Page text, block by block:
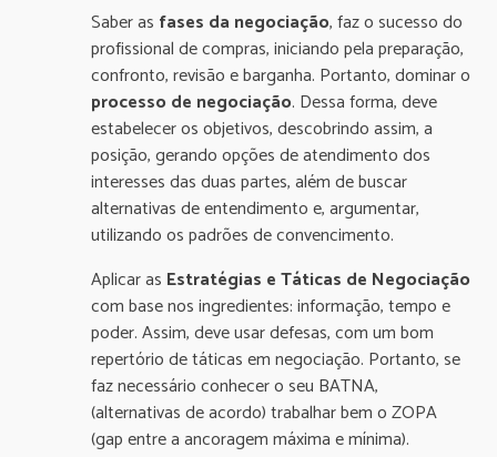
Saber as fases da negociação, faz o sucesso do
profissional de compras, iniciando pela preparação,
confronto, revisão e barganha. Portanto, dominar o
processo de negociação. Dessa forma, deve
estabelecer os objetivos, descobrindo assim, a
posição, gerando opções de atendimento dos
interesses das duas partes, além de buscar
alternativas de entendimento e, argumentar,
utilizando os padrões de convencimento.
Aplicar as Estratégias e Táticas de Negociação
com base nos ingredientes: informação, tempo e
poder. Assim, deve usar defesas, com um bom
repertório de táticas em negociação. Portanto, se
faz necessário conhecer o seu BATNA,
(alternativas de acordo) trabalhar bem o ZOPA
(gap entre a ancoragem máxima e mínima).